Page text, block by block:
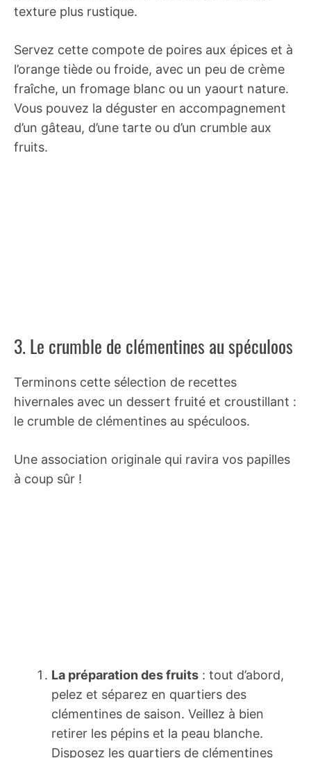
texture plus rustique.
Servez cette compote de poires aux épices et à
l’orange tiède ou froide, avec un peu de crème
fraîche, un fromage blanc ou un yaourt nature.
Vous pouvez la déguster en accompagnement
d’un gâteau, d’une tarte ou d’un crumble aux
fruits.
3. Le crumble de clémentines au spéculoos
Terminons cette sélection de recettes
hivernales avec un dessert fruité et croustillant :
le crumble de clémentines au spéculoos.
Une association originale qui ravira vos papilles
à coup sûr !
La préparation des fruits : tout d’abord,
pelez et séparez en quartiers des
clémentines de saison. Veillez à bien
retirer les pépins et la peau blanche.
Disposez les quartiers de clémentines